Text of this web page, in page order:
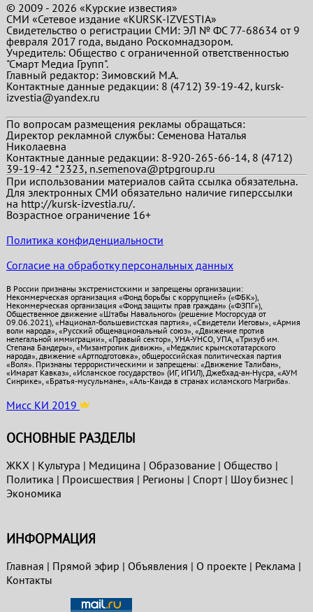
© 2009 - 2026 «Курские известия»
СМИ «Сетевое издание «KURSK-IZVESTIA»
Свидетельство о регистрации СМИ: ЭЛ № ФС 77-68634 от 9
февраля 2017 года, выдано Роскомнадзором.
Учредитель: Общество с ограниченной ответственностью
"Смарт Медиа Групп".
Главный редактор:Зимовский М.А.
Контактные данные редакции: 8 (4712) 39-19-42, kursk-
izvestia@yandex.ru
По вопросам размещения рекламы обращаться:
Директор рекламной службы: Семенова Наталья
Николаевна
Контактные данные редакции: 8-920-265-66-14, 8 (4712)
39-19-42 *2323, n.semenova@ptpgroup.ru
При использовании материалов сайта ссылка обязательна.
Для электронных СМИ обязательно наличие гиперссылки
на http://kursk-izvestia.ru/.
Возрастное ограничение 16+
Политика конфиденциальности
Согласие на обработку персональных данных
В России признаны экстремистскими и запрещены организации:
Некоммерческая организация «Фонд борьбы с коррупцией» («ФБК»),
Некоммерческая организация «Фонд защиты прав граждан» («ФЗПГ»),
Общественное движение «Штабы Навального» (решение Мосгорсуда от
09.06.2021), «Национал-большевистская партия», «Свидетели Иеговы», «Армия
воли народа», «Русский общенациональный союз», «Движение против
нелегальной иммиграции», «Правый сектор», УНА-УНСО, УПА, «Тризуб им.
Степана Бандеры», «Мизантропик дивижн», «Меджлис крымскотатарского
народа», движение «Артподготовка», общероссийская политическая партия
«Воля». Признаны террористическими и запрещены: «Движение Талибан»,
«Имарат Кавказ», «Исламское государство» (ИГ, ИГИЛ), Джебхад-ан-Нусра, «АУМ
Синрике», «Братья-мусульмане», «Аль-Каида в странах исламского Магриба».
Мисс КИ 2019
ОСНОВНЫЕ РАЗДЕЛЫ
ЖКХ| Культура | Медицина | Образование| Общество |
Политика | Проиcшествия | Регионы | Спорт| Шоу бизнес|
Экономика
ИНФОРМАЦИЯ
Главная | Прямой эфир | Объявления | О проекте| Реклама |
Контакты